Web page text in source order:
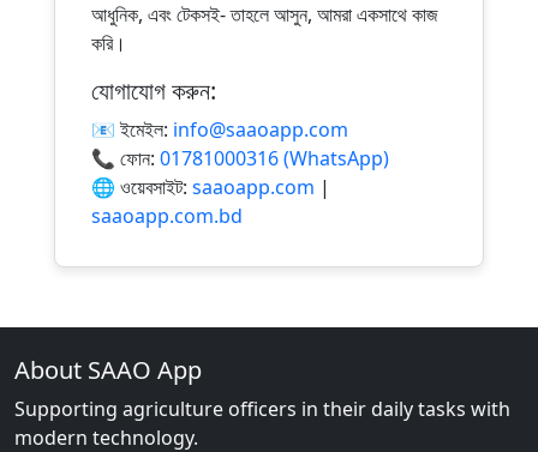
আধুনিক, এবং টেকসই- তাহলে আসুন, আমরা একসাথে কাজ
করি।
যোগাযোগ করুন:
📧 ইমেইল: info@saaoapp.com
📞 ফোন: 01781000316 (WhatsApp)
🌐 ওয়েবসাইট: saaoapp.com |
saaoapp.com.bd
About SAAO App
Supporting agriculture officers in their daily tasks with
modern technology.